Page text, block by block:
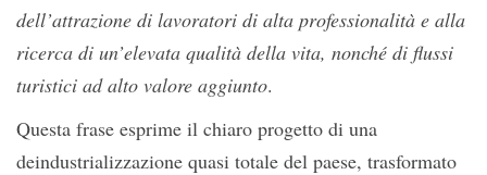
dell’attrazione di lavoratori di alta professionalità e alla
ricerca di un’elevata qualità della vita, nonché di flussi
turistici ad alto valore aggiunto.
Questa frase esprime il chiaro progetto di una
deindustrializzazione quasi totale del paese, trasformato